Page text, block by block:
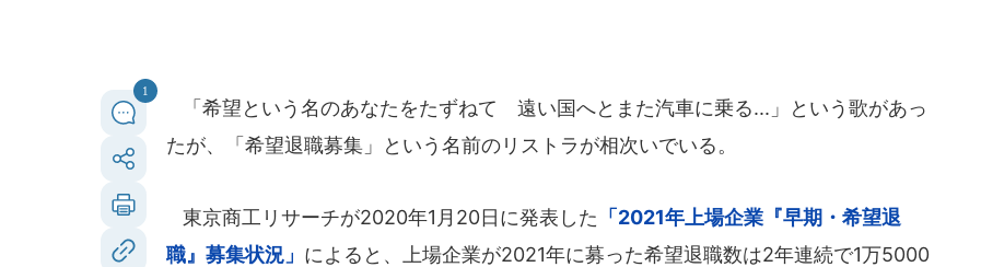
1
「希望という名のあなたをたずねて 遠い国へとまた汽車に乗る...」という歌があっ
たが、「希望退職募集」という名前のリストラが相次いでいる。
東京商工リサーチが2020年1月20日に発表した 「2021年上場企業『早期・希望退
職』募集状況」 によると、上場企業が2021年に募った希望退職数は2年連続で1万5000